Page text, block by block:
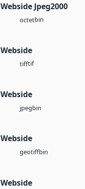
Webside Jpeg2000
octetbin
Webside
tifftif
Webside
jpegbin
Webside
geotiffbin
Webside